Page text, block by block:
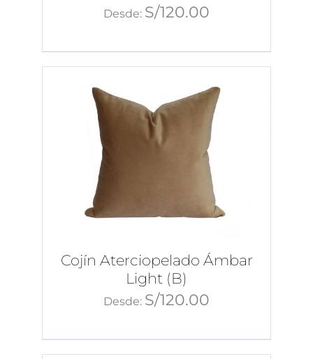
Desde: S/120.00
Cojín Aterciopelado Ámbar
Light (B)
Desde: S/120.00